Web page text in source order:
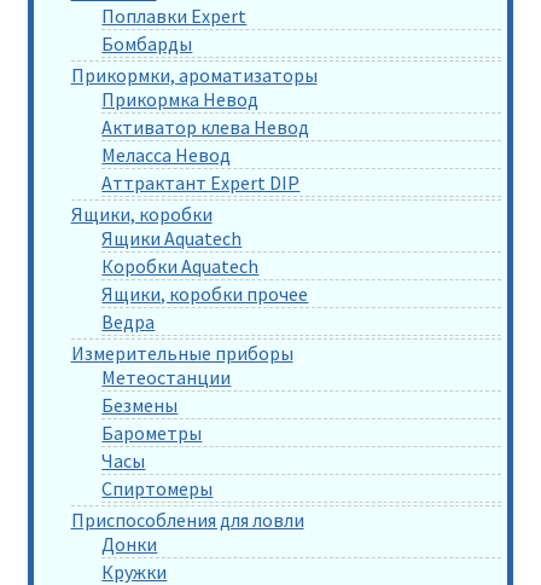
Поплавки Expert
Бомбарды
Прикормки, ароматизаторы
Прикормка Невод
Активатор клева Невод
Меласса Невод
Аттрактант Expert DIP
Ящики, коробки
Ящики Aquatech
Коробки Aquatech
Ящики, коробки прочее
Ведра
Измерительные приборы
Метеостанции
Безмены
Барометры
Часы
Спиртомеры
Приспособления для ловли
Донки
Кружки